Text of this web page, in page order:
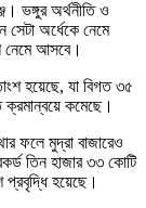
ভঙ্গুর অর্থনীতি ও
সেটা অর্ধেকে নেমে
নেমে আসবে।
হয়েছে, যা বিগত ৩৫
ক্রমান্বয়ে কমেছে।
ফলে মুদ্রা বাজারেও
তিন হাজার ৩৩ কোটি
হয়েছে।